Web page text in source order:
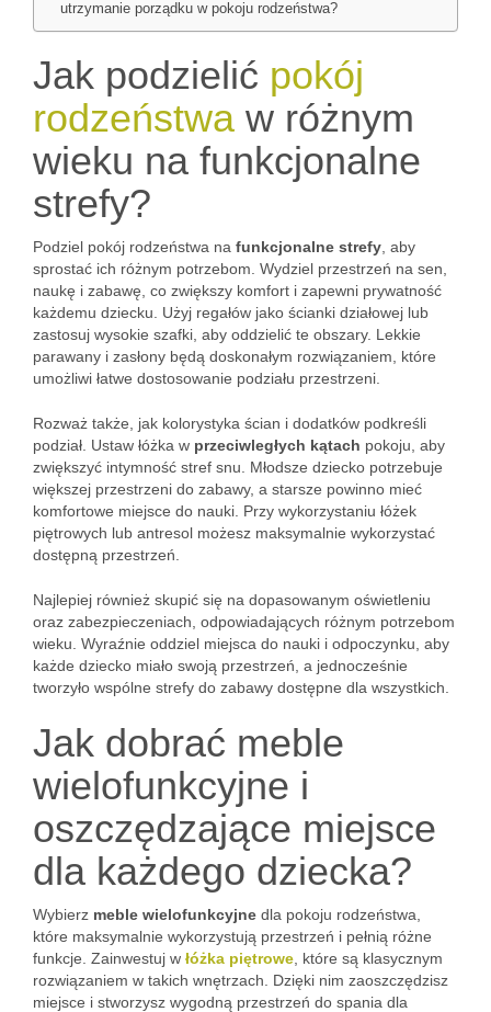
utrzymanie porządku w pokoju rodzeństwa?
Jak podzielić pokój
rodzeństwa w różnym
wieku na funkcjonalne
strefy?
Podziel pokój rodzeństwa na funkcjonalne strefy , aby
sprostać ich różnym potrzebom. Wydziel przestrzeń na sen,
naukę i zabawę, co zwiększy komfort i zapewni prywatność
każdemu dziecku. Użyj regałów jako ścianki działowej lub
zastosuj wysokie szafki, aby oddzielić te obszary. Lekkie
parawany i zasłony będą doskonałym rozwiązaniem, które
umożliwi łatwe dostosowanie podziału przestrzeni.
Rozważ także, jak kolorystyka ścian i dodatków podkreśli
podział. Ustaw łóżka w przeciwległych kątach pokoju, aby
zwiększyć intymność stref snu. Młodsze dziecko potrzebuje
większej przestrzeni do zabawy, a starsze powinno mieć
komfortowe miejsce do nauki. Przy wykorzystaniu łóżek
piętrowych lub antresol możesz maksymalnie wykorzystać
dostępną przestrzeń.
Najlepiej również skupić się na dopasowanym oświetleniu
oraz zabezpieczeniach, odpowiadających różnym potrzebom
wieku. Wyraźnie oddziel miejsca do nauki i odpoczynku, aby
każde dziecko miało swoją przestrzeń, a jednocześnie
tworzyło wspólne strefy do zabawy dostępne dla wszystkich.
Jak dobrać meble
wielofunkcyjne i
oszczędzające miejsce
dla każdego dziecka?
Wybierz meble wielofunkcyjne dla pokoju rodzeństwa,
które maksymalnie wykorzystują przestrzeń i pełnią różne
funkcje. Zainwestuj w łóżka piętrowe , które są klasycznym
rozwiązaniem w takich wnętrzach. Dzięki nim zaoszczędzisz
miejsce i stworzysz wygodną przestrzeń do spania dla